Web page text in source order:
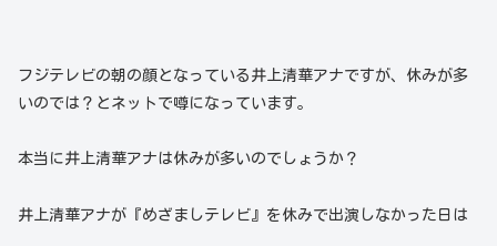
フジテレビの朝の顔となっている井上清華アナですが、休みが多
いのでは？とネットで噂になっています。
本当に井上清華アナは休みが多いのでしょうか？
井上清華アナが『めざましテレビ』を休みで出演しなかった日は